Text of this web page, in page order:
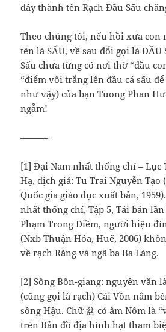
đây thành tên Rạch Đầu Sấu
Theo chúng tôi, nếu hồi xưa con
tên là SẤU, về sau đổi gọi là ĐẦU
Sấu chưa từng có nơi thờ “đầu
“điểm vôi trắng lên đầu cá sấu
như vậy) của bạn Tuong Phan
ngẫm!
———-
[1] Đại Nam nhất thống chí – Lục
Hạ, dịch giả: Tu Trai Nguyễn Tạo
Quốc gia giáo dục xuất bản,
nhất thống chí, Tập 5, Tái bản
Phạm Trong Điềm, người hiệu
(Nxb Thuận Hóa, Huế, 2006)
về rạch Răng và ngã ba Ba Láng.
[2] Sông Bồn-giang: nguyên văn
(cũng gọi là rạch) Cái Vồn nằm
sông Hậu. Chữ 盆 có âm Nôm là
trên Bản đồ địa hình hạt tham